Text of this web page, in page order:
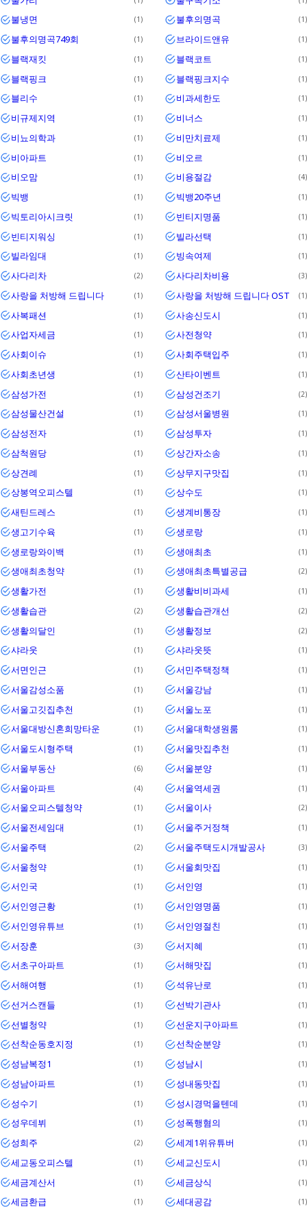
불냉면 1 불후의명곡 1
불후의명곡749회 1 브라이드앤유 1
블랙재킷 1 블랙코트 1
블랙핑크 1 블랙핑크지수 1
블리수 1 비과세한도 1
비규제지역 1 비너스 1
비뇨의학과 1 비만치료제 1
비아파트 1 비오르 1
비오맘 1 비용절감 4
빅뱅 1 빅뱅20주년 1
빅토리아시크릿 1 빈티지명품 1
빈티지워싱 1 빌라선택 1
빌라임대 1 빙속여제 1
사다리차 2 사다리차비용 3
사랑을 처방해 드립니다 1 사랑을 처방해 드립니다 OST 1
사복패션 1 사송신도시 1
사업자세금 1 사전청약 1
사회이슈 1 사회주택입주 1
사회초년생 1 산타이벤트 1
삼성가전 1 삼성건조기 2
삼성물산건설 1 삼성서울병원 1
삼성전자 1 삼성투자 1
삼척원당 1 상간자소송 1
상견례 1 상무지구맛집 1
상봉역오피스텔 1 상수도 1
새틴드레스 1 생계비통장 1
생고기수육 1 생로랑 1
생로랑와이백 1 생애최초 1
생애최초청약 1 생애최초특별공급 2
생활가전 1 생활비비과세 1
생활습관 2 생활습관개선 2
생활의달인 1 생활정보 2
샤라웃 1 샤라웃뜻 1
서면인근 1 서민주택정책 1
서울감성소품 1 서울강남 1
서울고깃집추천 1 서울노포 1
서울대방신혼희망타운 1 서울대학생원룸 1
서울도시형주택 1 서울맛집추천 1
서울부동산 6 서울분양 1
서울아파트 4 서울역세권 1
서울오피스텔청약 1 서울이사 2
서울전세임대 1 서울주거정책 1
서울주택 2 서울주택도시개발공사 3
서울청약 1 서울회맛집 1
서인국 1 서인영 1
서인영근황 1 서인영명품 1
서인영유튜브 1 서인영절친 1
서장훈 3 서지혜 1
서초구아파트 1 서해맛집 1
서해여행 1 석유난로 1
선거스캔들 1 선박기관사 1
선별청약 1 선운지구아파트 1
선착순동호지정 1 선착순분양 1
성남복정1 1 성남시 1
성남아파트 1 성내동맛집 1
성수기 1 성시경먹을텐데 1
성우데뷔 1 성폭행혐의 1
성희주 2 세계1위유튜버 1
세교동오피스텔 1 세교신도시 1
세금계산서 1 세금상식 1
세금환급 1 세대공감 1